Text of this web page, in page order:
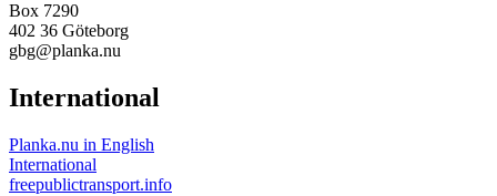
Box 7290
402 36 Göteborg
gbg@planka.nu
International
Planka.nu in English
International
freepublictransport.info